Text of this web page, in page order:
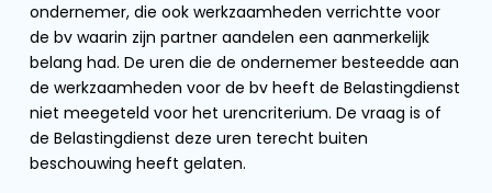
ondernemer, die ook werkzaamheden verrichtte voor
de bv waarin zijn partner aandelen een aanmerkelijk
belang had. De uren die de ondernemer besteedde aan
de werkzaamheden voor de bv heeft de Belastingdienst
niet meegeteld voor het urencriterium. De vraag is of
de Belastingdienst deze uren terecht buiten
beschouwing heeft gelaten.